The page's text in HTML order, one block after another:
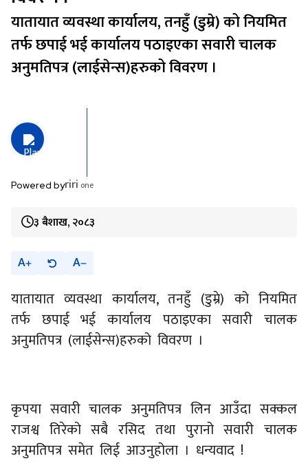
यातायात व्यवस्था कार्यालय, तनहुँ (डुम्रे) को नियमित
तर्फ छपाई भई कार्यालय पठाइएका सवारी चालक
अनुमतिपत्र (लाईसेन्स)हरुको विवरण ।
Powered byriri one
३ बैशाख, २०८३
A A
यातायात व्यवस्था कार्यालय, तनहुँ (डुम्रे) को नियमित
तर्फ छपाई भई कार्यालय पठाइएका सवारी चालक
अनुमतिपत्र (लाईसेन्स)हरुको विवरण ।
कृपया सवारी चालक अनुमतिपत्र लिन आउँदा सक्कल
राजश्व तिरेको सबै रसिद तथा पुरानो सवारी चालक
अनुमतिपत्र समेत लिई आउनुहोला । धन्यवाद !